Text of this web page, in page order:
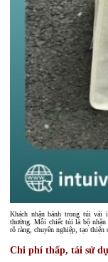
Khách nhận bánh trong túi
thường. Mỗi chiếc túi là bộ
rõ ràng, chuyên nghiệp, tạo thiện
Chi phí thấp, tái sử